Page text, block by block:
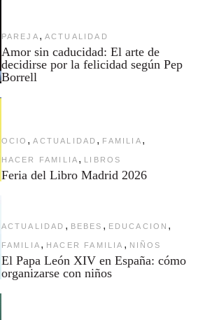
PAREJA , ACTUALIDAD
Amor sin caducidad: El arte de
decidirse por la felicidad según Pep
Borrell
OCIO , ACTUALIDAD , FAMILIA ,
HACER FAMILIA , LIBROS
Feria del Libro Madrid 2026
ACTUALIDAD , BEBES , EDUCACION ,
FAMILIA , HACER FAMILIA , NIÑOS
El Papa León XIV en España: cómo
organizarse con niños